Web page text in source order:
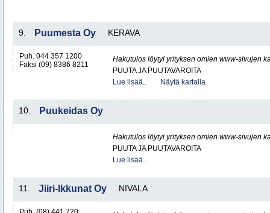
9. Puumesta Oy KERAVA
Puh. 044 357 1200
Faksi (09) 8386 8211
Hakutulos löytyi yrityksen omien www-sivujen
PUUTA JA PUUTAVAROITA
Lue lisää..
Näytä kartalla
10. Puukeidas Oy
Hakutulos löytyi yrityksen omien www-sivujen
PUUTA JA PUUTAVAROITA
Lue lisää..
11. Jiiri-Ikkunat Oy NIVALA